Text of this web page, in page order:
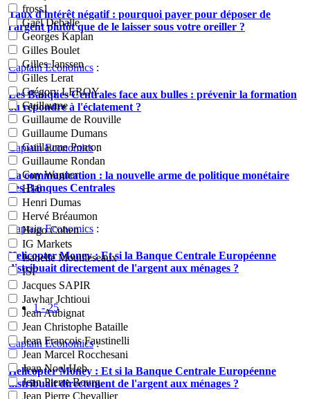
fross1
Gaël Deballe
Georges Kaplan
Gilles Boulet
Gilles Janssen
Gilles Lerat
Grégory LEROY
Guillaume
Guillaume de Rouville
Guillaume Dumans
Guillaume Ponton
Guillaume Rondan
Guy Wagner
H16
Henri Dumas
Hervé Bréaumon
Hugo Cohen
IG Markets
Isabelle Mouilleseaux
ISF
Jacques SAPIR
Jawhar Jchtioui
Jean Aubignat
Jean Christophe Bataille
Jean Francois Faustinelli
Jean Marcel Rocchesani
Jean Noel Heb
Jean Pierre Bourg
Jean Pierre Chevallier
Taux d'intérêt négatif : pourquoi payer pour déposer de
l'argent plutôt que de le laisser sous votre oreiller ?
Captain Economics :
Les Banques Centrales face aux bulles : prévenir la formation
ou répondre à l'éclatement ?
Captain Economics:
La communication : la nouvelle arme de politique monétaire
des Banques Centrales
Captain Economics :
Helicopter Money : Et si la Banque Centrale Européenne
distribuait directement de l'argent aux ménages ?
1 - 25
Captain Economics:
Helicopter Money : Et si la Banque Centrale Européenne
distribuait directement de l'argent aux ménages ?